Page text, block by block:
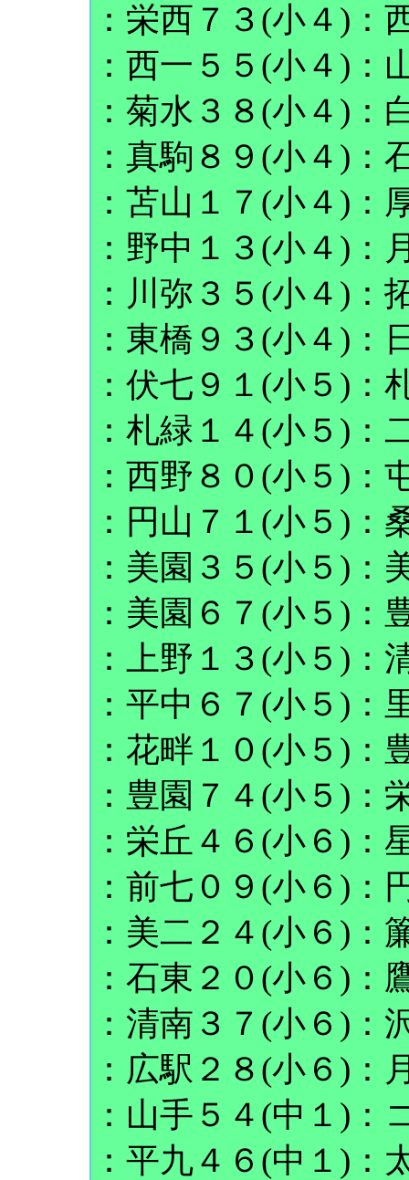
：栄西７３(小４)：
：西一５５(小４)：
：菊水３８(小４)：
：真駒８９(小４)：
：苫山１７(小４)：
：野中１３(小４)：
：川弥３５(小４)：
：東橋９３(小４)：
：伏七９１(小５)：
：札緑１４(小５)：
：西野８０(小５)：
：円山７１(小５)：
：美園３５(小５)：
：美園６７(小５)：
：上野１３(小５)：
：平中６７(小５)：
：花畔１０(小５)：
：豊園７４(小５)：
：栄丘４６(小６)：
：前七０９(小６)：
：美二２４(小６)：
：石東２０(小６)：
：清南３７(小６)：
：広駅２８(小６)：
：山手５４(中１)：
：平九４６(中１)：